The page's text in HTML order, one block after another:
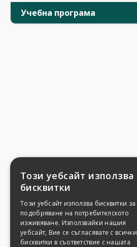
Учебна програма
Този уебсайт използва
бисквитки
Този уебсайт използва бисквитки за
подобряване на потребителското
изживяване. Използвайки нашия
уебсайт, Вие се съгласявате с всички
бисквитки в съответствие с нашата